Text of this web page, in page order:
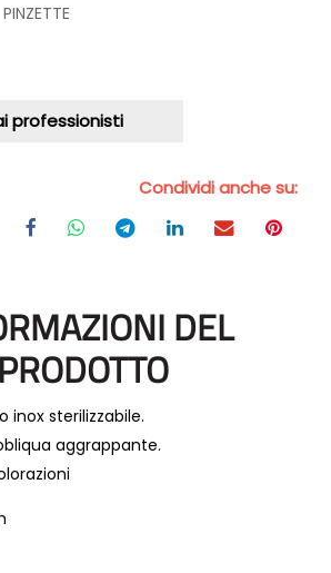
PINZETTE
professionisti
Condividi anche su:
DEL
PRODOTTO
inox sterilizzabile.
aggrappante.